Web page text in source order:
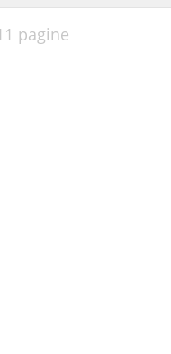
pagine